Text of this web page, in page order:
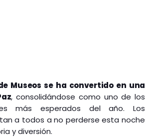
Museos se ha convertido en una
, consolidándose como uno de los
más esperados del año. Los
a todos a no perderse esta noche
y diversión.